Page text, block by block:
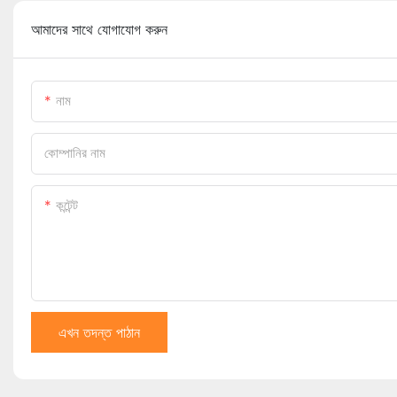
আমাদের সাথে যোগাযোগ করুন
নাম
কোম্পানির নাম
কন্টেন্ট
এখন তদন্ত পাঠান